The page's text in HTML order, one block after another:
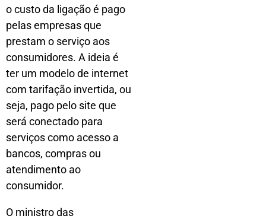
o custo da ligação é pago
pelas empresas que
prestam o serviço aos
consumidores. A ideia é
ter um modelo de internet
com tarifação invertida, ou
seja, pago pelo site que
será conectado para
serviços como acesso a
bancos, compras ou
atendimento ao
consumidor.
O ministro das